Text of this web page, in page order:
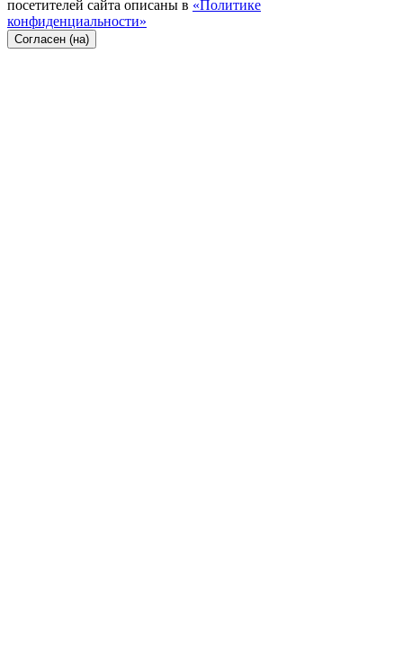
посетителей сайта описаны в «Политике
конфиденциальности»
Согласен (на)